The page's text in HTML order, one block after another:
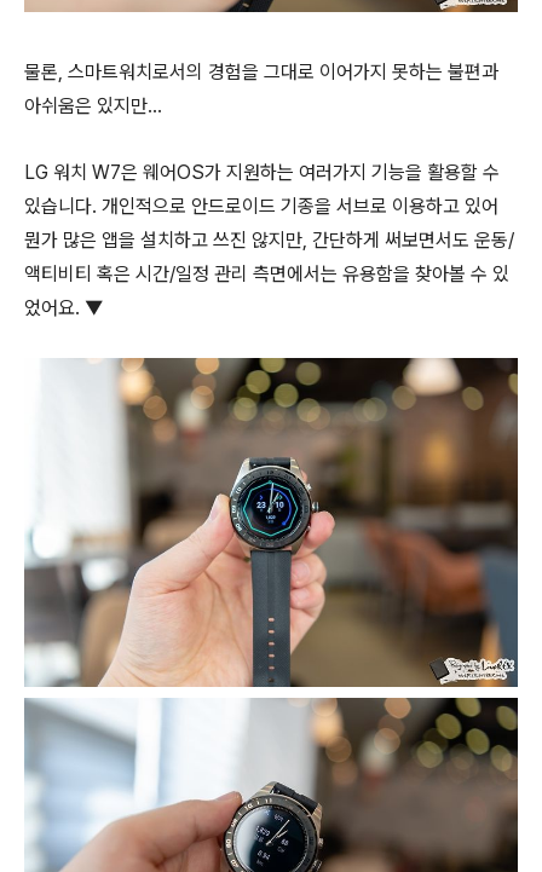
물론, 스마트워치로서의 경험을 그대로 이어가지 못하는 불편과
아쉬움은 있지만…
LG 워치 W7은 웨어OS가 지원하는 여러가지 기능을 활용할 수
있습니다. 개인적으로 안드로이드 기종을 서브로 이용하고 있어
뭔가 많은 앱을 설치하고 쓰진 않지만, 간단하게 써보면서도 운동/
액티비티 혹은 시간/일정 관리 측면에서는 유용함을 찾아볼 수 있
었어요. ▼